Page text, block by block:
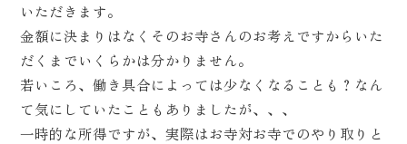
いただきます。
金額に決まりはなくそのお寺さんのお考えですからいた
だくまでいくらかは分かりません。
若いころ、働き具合によっては少なくなることも？なん
て気にしていたこともありましたが、、、
一時的な所得ですが、実際はお寺対お寺でのやり取りと